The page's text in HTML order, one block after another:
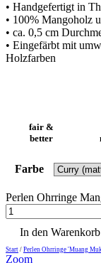
• Handgefertigt in
• 100% Mangoholz
• ca. 0,5 cm
• Eingefärbt mit
Holzfarben
fair &
better
Farbe
Perlen Ohrringe
In den Warenkorb
Start / Perlen Ohrringe 'Muang
Zoom